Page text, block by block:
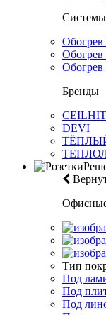
Системы
Обогрев
Обогрев
Бренды
CEILHIT
DEVI
Тип
Под
Под
Под